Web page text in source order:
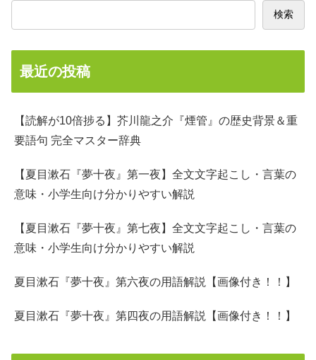
検索
最近の投稿
【読解が10倍捗る】芥川龍之介『煙管』の歴史背景＆重
要語句 完全マスター辞典
【夏目漱石『夢十夜』第一夜】全文文字起こし・言葉の
意味・小学生向け分かりやすい解説
【夏目漱石『夢十夜』第七夜】全文文字起こし・言葉の
意味・小学生向け分かりやすい解説
夏目漱石『夢十夜』第六夜の用語解説【画像付き！！】
夏目漱石『夢十夜』第四夜の用語解説【画像付き！！】